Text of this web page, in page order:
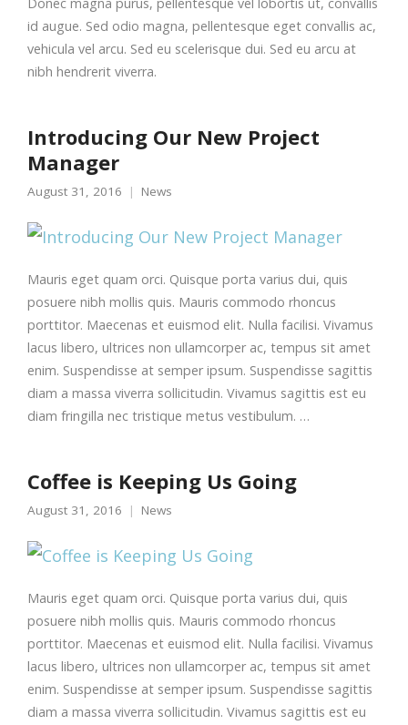
Donec magna purus, pellentesque vel lobortis ut, convallis
id augue. Sed odio magna, pellentesque eget convallis ac,
vehicula vel arcu. Sed eu scelerisque dui. Sed eu arcu at
nibh hendrerit viverra.
Introducing Our New Project
Manager
August 31, 2016 News
Mauris eget quam orci. Quisque porta varius dui, quis
posuere nibh mollis quis. Mauris commodo rhoncus
porttitor. Maecenas et euismod elit. Nulla facilisi. Vivamus
lacus libero, ultrices non ullamcorper ac, tempus sit amet
enim. Suspendisse at semper ipsum. Suspendisse sagittis
diam a massa viverra sollicitudin. Vivamus sagittis est eu
diam fringilla nec tristique metus vestibulum. …
Coffee is Keeping Us Going
August 31, 2016 News
Mauris eget quam orci. Quisque porta varius dui, quis
posuere nibh mollis quis. Mauris commodo rhoncus
porttitor. Maecenas et euismod elit. Nulla facilisi. Vivamus
lacus libero, ultrices non ullamcorper ac, tempus sit amet
enim. Suspendisse at semper ipsum. Suspendisse sagittis
diam a massa viverra sollicitudin. Vivamus sagittis est eu